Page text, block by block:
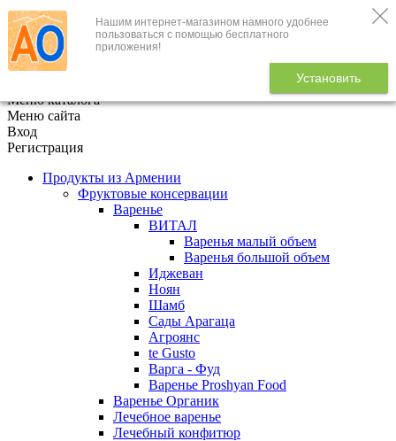
Нашим интернет-магазином намного удобнее
пользоваться с помощью бесплатного
приложения!
Установить
+7 (495) 646-888-1
В корзине
Меню каталога
Меню сайта
Вход
Регистрация
Продукты из Армении
Фруктовые консервации
Варенье
ВИТАЛ
Варенья малый объем
Варенья большой объем
Иджеван
Ноян
Шамб
Сады Арагаца
Агроянс
te Gusto
Варга - Фуд
Варенье Proshyan Food
Варенье Органик
Лечебное варенье
Лечебный конфитюр